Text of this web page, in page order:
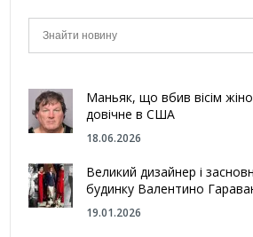
Маньяк, що вбив вісім
довічне в США
18.06.2026
Великий дизайнер і
будинку Валентино
19.01.2026